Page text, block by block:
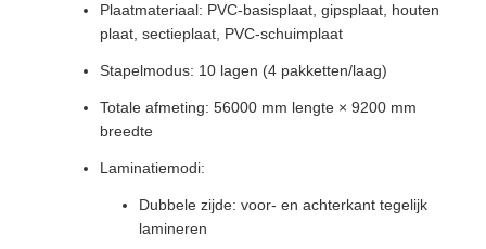
Plaatmateriaal: PVC-basisplaat, gipsplaat, houten
plaat, sectieplaat, PVC-schuimplaat
Stapelmodus: 10 lagen (4 pakketten/laag)
Totale afmeting: 56000 mm lengte × 9200 mm
breedte
Laminatiemodi:
Dubbele zijde: voor- en achterkant tegelijk
lamineren